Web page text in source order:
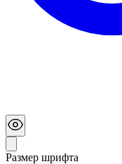
Размер шрифта